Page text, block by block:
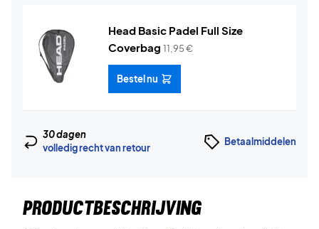
Head Basic Padel Full Size
Coverbag 11,95€
Bestel nu
30 dagen
volledig recht van retour
Betaalmiddelen
PRODUCTBESCHRIJVING